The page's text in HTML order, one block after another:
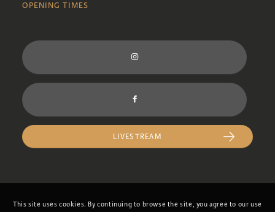
OPENING TIMES
LIVESTREAM
This site uses cookies. By continuing to browse the site, you agree to our use